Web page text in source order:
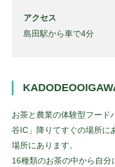
アクセス
島田駅から車で4分
お茶と農業の体験型フード
谷IC」降りてすぐの場所に
場所にあります。
16種類のお茶の中から自